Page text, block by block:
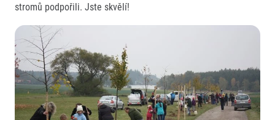
stromů podpořili. Jste skvělí!